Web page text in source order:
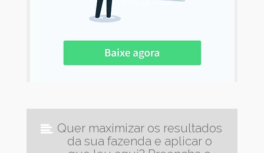
Quer maximizar os resultados
da sua fazenda e aplicar o